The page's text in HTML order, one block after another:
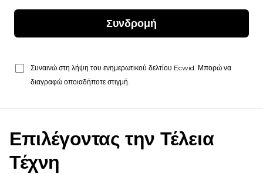
Συνδρομή
Συναινώ στη λήψη του ενημερωτικού δελτίου Ecwid. Μπορώ να
διαγραφώ οποιαδήποτε στιγμή.
Επιλέγοντας την Τέλεια
Τέχνη